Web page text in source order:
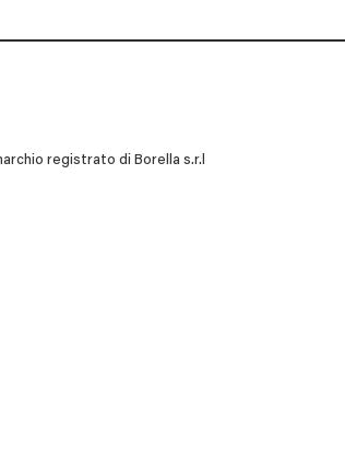
registrato di Borella s.r.l